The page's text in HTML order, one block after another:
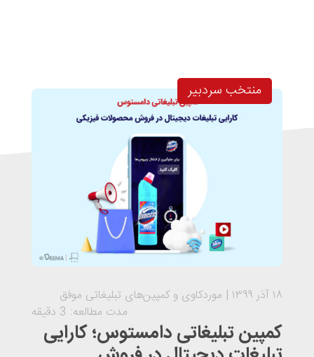
منتخب سردبیر
۱۸ آذر ۱۳۹۹
موردکاوی و کمپین‌های تبلیغاتی موفق
مدت مطالعه: 3 دقیقه
کمپین تبلیغاتی دامستوس؛ کارایی